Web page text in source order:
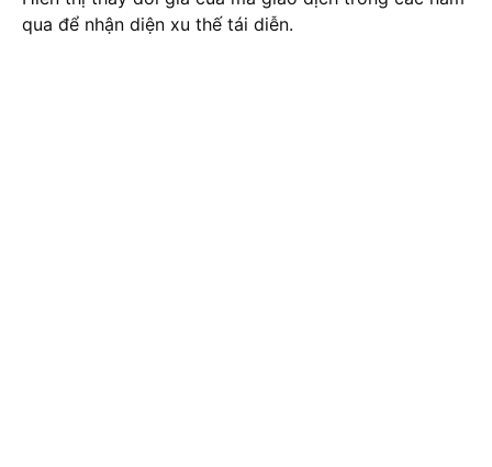
qua để nhận diện xu thế tái diễn.